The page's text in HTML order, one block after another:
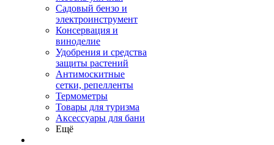
Садовый бензо и
электроинструмент
Консервация и
виноделие
Удобрения и средства
защиты растений
Антимоскитные
сетки, репелленты
Термометры
Товары для туризма
Аксессуары для бани
Ещё